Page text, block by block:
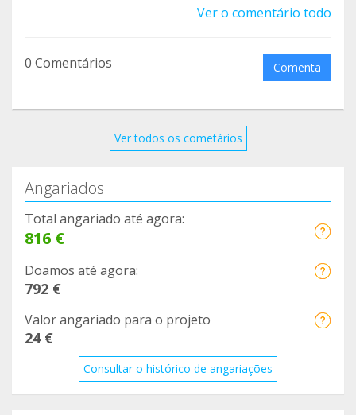
Ver o comentário todo
0 Comentários Comenta
Ver todos os cometários
Angariados
Total angariado até agora:
816 €
Doamos até agora:
792 €
Valor angariado para o projeto
24 €
Consultar o histórico de angariações